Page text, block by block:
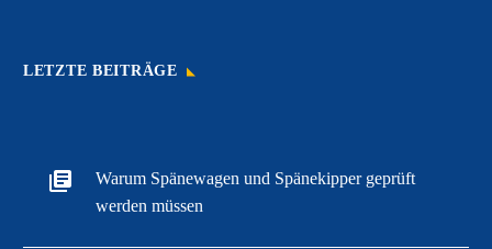
LETZTE BEITRÄGE
Warum Spänewagen und Spänekipper geprüft
werden müssen